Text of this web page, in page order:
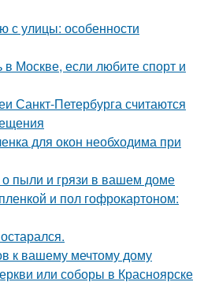
с улицы: особенности
в Москве, если любите спорт и
Санкт-Петербурга считаются
для окон необходима при
о пыли и грязи в вашем доме
и пол гофрокартоном:
к вашему мечтому дому
или соборы в Красноярске